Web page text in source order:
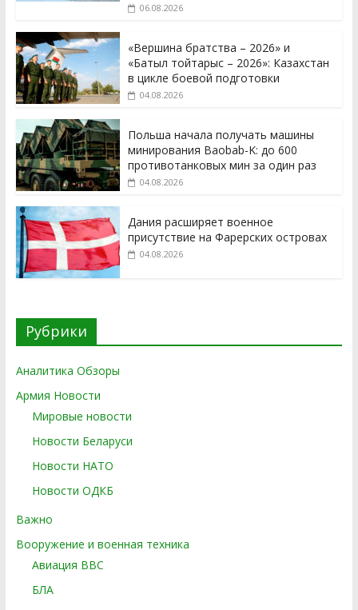
06.08.2026
«Вершина братства – 2026» и
«Батыл тойтарыс – 2026»: Казахстан
в цикле боевой подготовки
04.08.2026
Польша начала получать машины
минирования Baobab-K: до 600
противотанковых мин за один раз
04.08.2026
Дания расширяет военное
присутствие на Фарерских островах
04.08.2026
Рубрики
Аналитика Обзоры
Армия Новости
Мировые новости
Новости Беларуси
Новости НАТО
Новости ОДКБ
Важно
Вооружение и военная техника
Авиация ВВС
БЛА